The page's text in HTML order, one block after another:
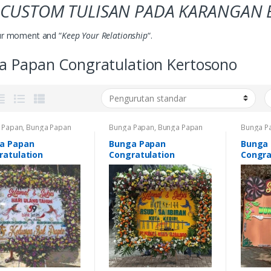
TULISAN PADA KARANGAN
moment and “Keep Your Relationship“.
Papan Congratulation Kertosono
, Bunga Papan
Kertosono
Congratulation
,Bunga Papan
Nganjuk
Congratulations
Papan Ucapan
Nganjuk,Bunga
Selamat Pare,
Bunga
Papan
Bunga Papan, Bunga Papan
Congratulation Kertosono
Bunga Papan Congratulation
Trenggalek,Bunga Papan
Congratulations Nganjuk
Bunga Papan Congratulations
Pare,Bunga Papan Ucapan
Selamat Nganjuk,Bunga
Papan Ucapan Selamat Pare,
Karangan Bunga
Bunga Papan
Congratulation
Bunga
Bunga
Bunga
Pare,
Selamat
Papan
Bunga